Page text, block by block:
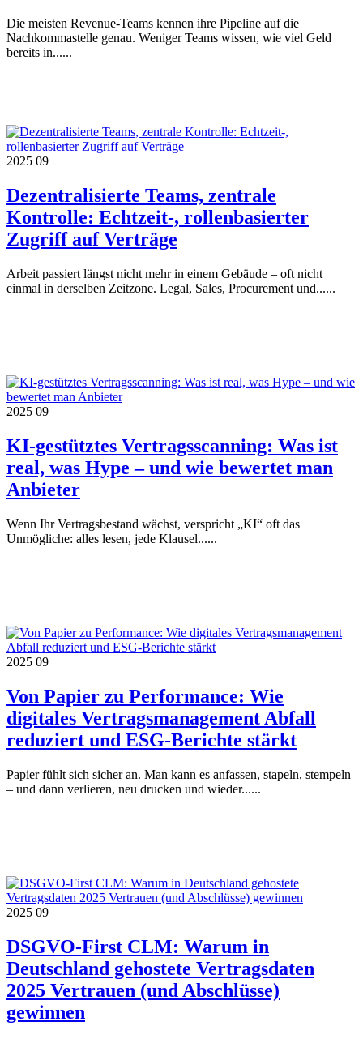
Die meisten Revenue-Teams kennen ihre Pipeline auf die
Nachkommastelle genau. Weniger Teams wissen, wie viel Geld
bereits in......
2025 09
Dezentralisierte Teams, zentrale
Kontrolle: Echtzeit-, rollenbasierter
Zugriff auf Verträge
Arbeit passiert längst nicht mehr in einem Gebäude – oft nicht
einmal in derselben Zeitzone. Legal, Sales, Procurement und......
2025 09
KI-gestütztes Vertragsscanning: Was ist
real, was Hype – und wie bewertet man
Anbieter
Wenn Ihr Vertragsbestand wächst, verspricht „KI“ oft das
Unmögliche: alles lesen, jede Klausel......
2025 09
Von Papier zu Performance: Wie
digitales Vertragsmanagement Abfall
reduziert und ESG-Berichte stärkt
Papier fühlt sich sicher an. Man kann es anfassen, stapeln, stempeln
– und dann verlieren, neu drucken und wieder......
2025 09
DSGVO-First CLM: Warum in
Deutschland gehostete Vertragsdaten
2025 Vertrauen (und Abschlüsse)
gewinnen